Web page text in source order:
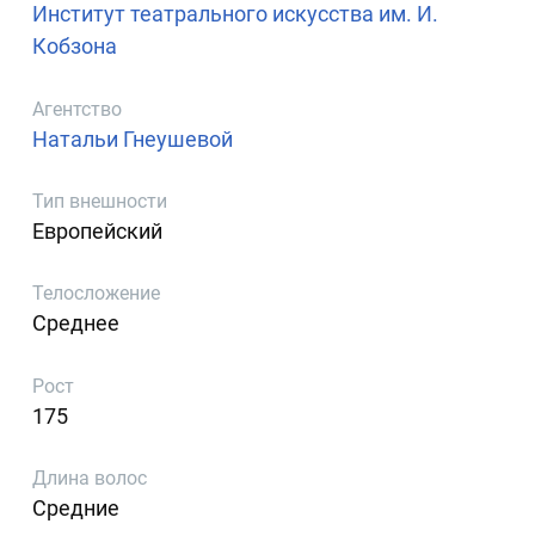
Институт театрального искусства им. И.
Кобзона
Агентство
Натальи Гнеушевой
Тип внешности
Европейский
Телосложение
Среднее
Рост
175
Длина волос
Средние